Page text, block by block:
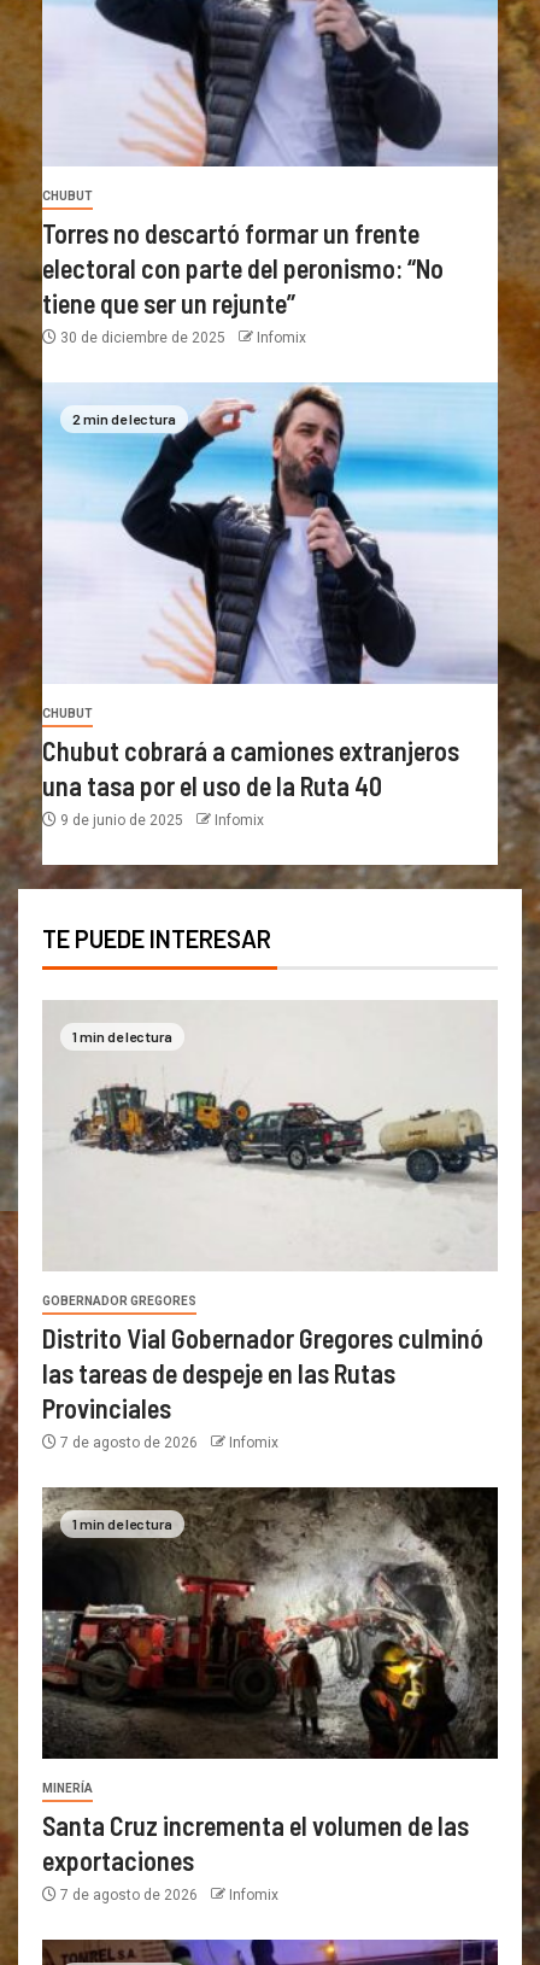
CHUBUT
Torres no descartó formar un frente
electoral con parte del peronismo: “No
tiene que ser un rejunte”
30 de diciembre de 2025 Infomix
2 min de lectura
CHUBUT
Chubut cobrará a camiones extranjeros
una tasa por el uso de la Ruta 40
9 de junio de 2025 Infomix
TE PUEDE INTERESAR
1 min de lectura
GOBERNADOR GREGORES
Distrito Vial Gobernador Gregores culminó
las tareas de despeje en las Rutas
Provinciales
7 de agosto de 2026 Infomix
1 min de lectura
MINERÍA
Santa Cruz incrementa el volumen de las
exportaciones
7 de agosto de 2026 Infomix